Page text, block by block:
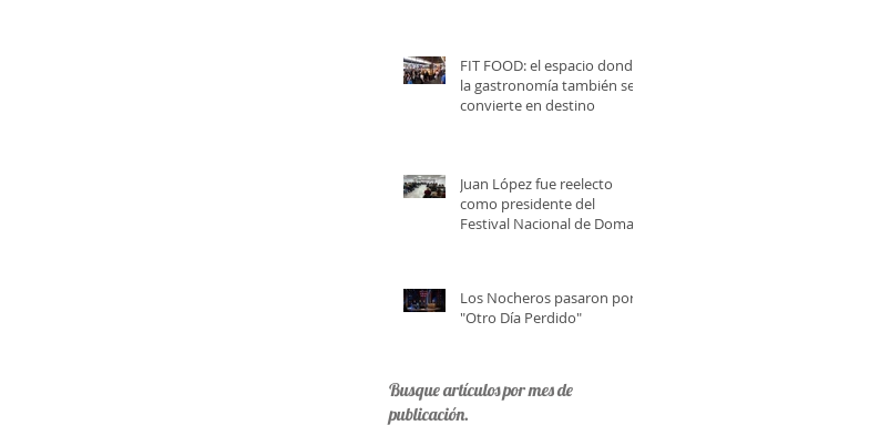
FIT FOOD: el espacio donde
la gastronomía también se
convierte en destino
Juan López fue reelecto
como presidente del
Festival Nacional de Doma y
Los Nocheros pasaron por
"Otro Día Perdido"
Busque artículos por mes de
publicación.